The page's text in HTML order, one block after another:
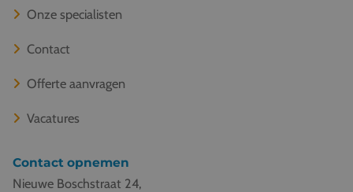
Onze specialisten
Contact
Offerte aanvragen
Vacatures
Contact opnemen
Nieuwe Boschstraat 24,